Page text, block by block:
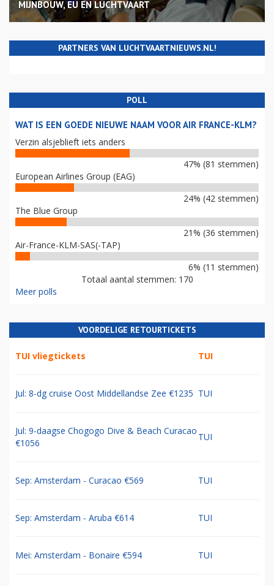
MIJNBOUW, EU EN LUCHTVAART
PARTNERS VAN LUCHTVAARTNIEUWS.NL!
POLL
WAT IS EEN GOEDE NIEUWE NAAM VOOR AIR FRANCE-KLM?
Verzin alsjeblieft iets anders
47% (81 stemmen)
European Airlines Group (EAG)
24% (42 stemmen)
The Blue Group
21% (36 stemmen)
Air-France-KLM-SAS(-TAP)
6% (11 stemmen)
Totaal aantal stemmen: 170
Meer polls
VOORDELIGE RETOURTICKETS
TUI vliegtickets TUI
Jul: 8-dg cruise Oost Middellandse Zee €1235 TUI
Jul: 9-daagse Chogogo Dive & Beach Curacao
€1056
TUI
Sep: Amsterdam - Curacao €569 TUI
Sep: Amsterdam - Aruba €614 TUI
Mei: Amsterdam - Bonaire €594 TUI